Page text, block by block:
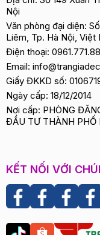
Nội
Văn phòng đại diện:
Liêm, Tp. Hà Nội, Việt
Điện thoại:
Email:
Giấy ĐKKD số:
Ngày cấp: 18/12/2014
Nơi cấp: PHÒNG
ĐẦU TƯ THÀNH PHỐ
KẾT NỐI VỚI